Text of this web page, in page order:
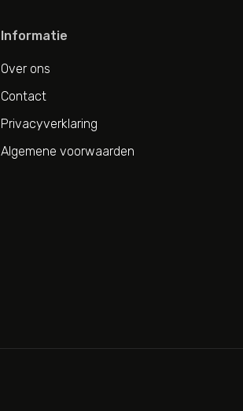
Informatie
Over ons
Contact
Privacyverklaring
Algemene voorwaarden